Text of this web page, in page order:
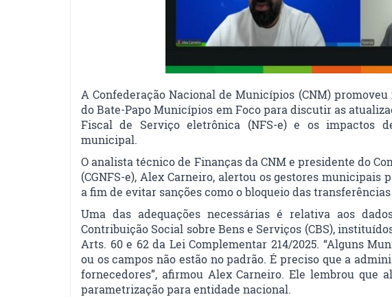
A Confederação Nacional de Municípios (CNM)
do Bate-Papo Municípios em Foco para discutir as
Fiscal de Serviço eletrônica (NFS-e) e os impactos
municipal.
O analista técnico de Finanças da CNM e presidente do
(CGNFS-e), Alex Carneiro, alertou os gestores
a fim de evitar sanções como o bloqueio das
Uma das adequações necessárias é relativa aos
Contribuição Social sobre Bens e Serviços (CBS),
Arts. 60 e 62 da Lei Complementar 214/2025. “Alguns
ou os campos não estão no padrão. É preciso que a
fornecedores”, afirmou Alex Carneiro. Ele lembrou que
parametrização para entidade nacional.